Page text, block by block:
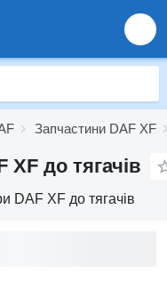
Запчастини DAF XF
XF до тягачів
DAF XF до тягачів